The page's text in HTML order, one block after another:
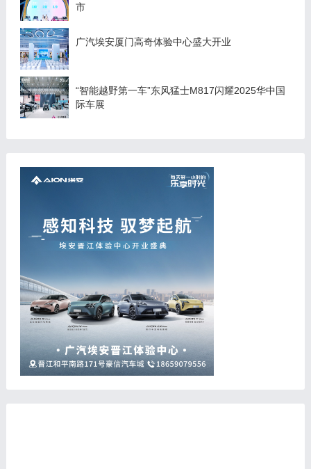
市
广汽埃安厦门高奇体验中心盛大开业
“智能越野第一车”东风猛士M817闪耀2025华中国
际车展